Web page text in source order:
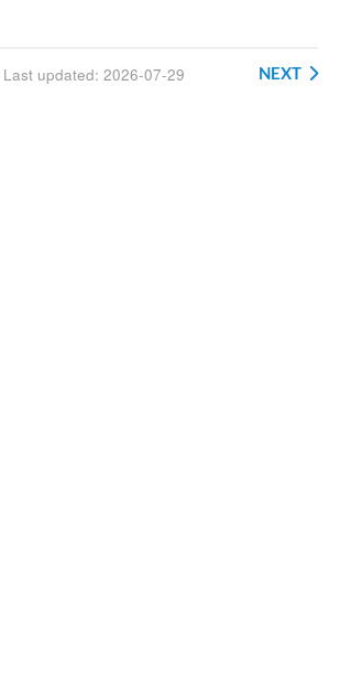
Last updated: 2026-07-29 NEXT